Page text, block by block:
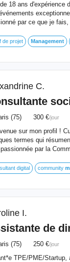
18 ans d'expérience
par ce que je
de projet Management
C.
(75) 300 €/jour
sur mon profil !
termes qui
par la
digital community
I.
de
(75) 250 €/jour
TPE/PME/Startup,